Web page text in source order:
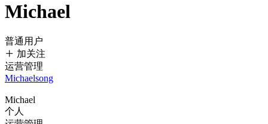
Michael
普通用户
加关注
运营管理
Michaelsong
Michael
个人